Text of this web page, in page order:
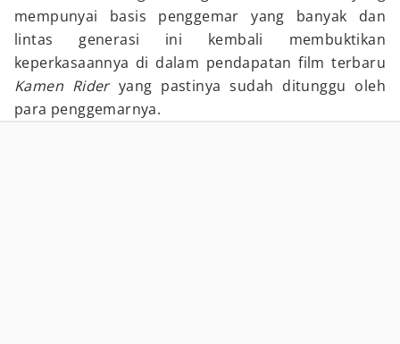
mempunyai basis penggemar yang banyak dan
lintas generasi ini kembali membuktikan
keperkasaannya di dalam pendapatan film terbaru
Kamen Rider yang pastinya sudah ditunggu oleh
para penggemarnya.